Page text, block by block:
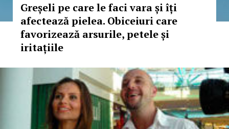
Greșeli pe care le faci vara și îți
afectează pielea. Obiceiuri care
favorizează arsurile, petele și
iritațiile